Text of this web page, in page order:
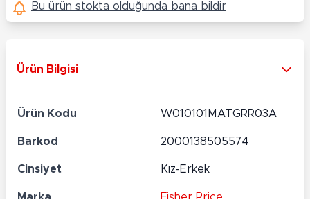
Bu ürün stokta olduğunda bana bildir
Ürün Bilgisi
Ürün Kodu W010101MATGRR03A
Barkod 2000138505574
Cinsiyet Kız-Erkek